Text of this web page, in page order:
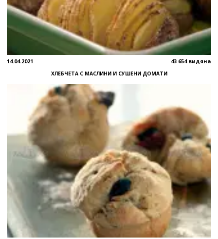
14.04.2021 43 654 видяна
ХЛЕБЧЕТА С МАСЛИНИ И СУШЕНИ ДОМАТИ